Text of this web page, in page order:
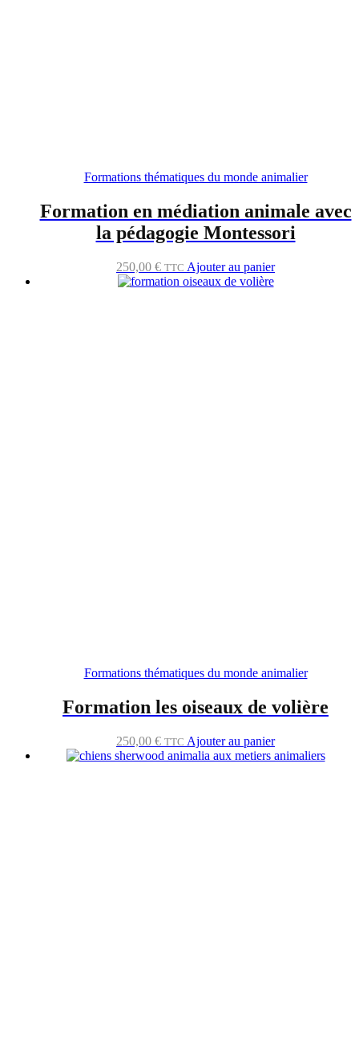
Formations thématiques du monde animalier
Formation en médiation animale avec
la pédagogie Montessori
250,00 € TTC Ajouter au panier
Formations thématiques du monde animalier
Formation les oiseaux de volière
250,00 € TTC Ajouter au panier